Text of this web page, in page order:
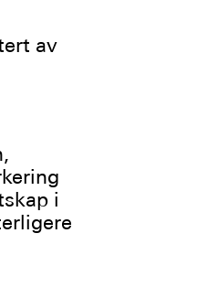
av
i